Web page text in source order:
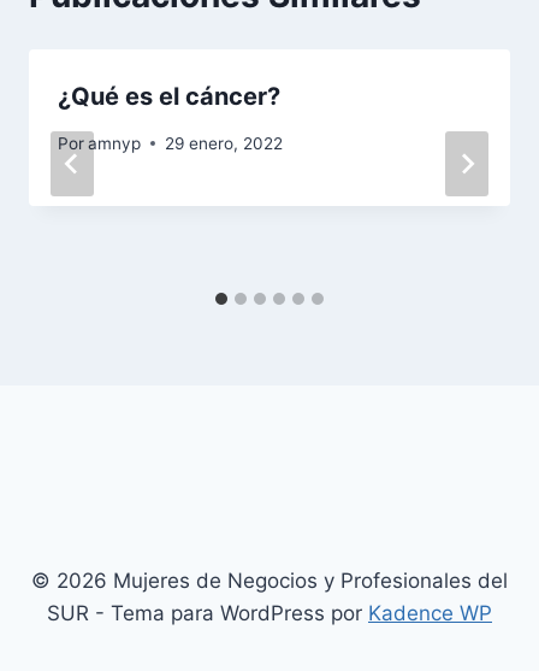
¿Qué es el cáncer?
Poramnyp 29 enero, 2022
© 2026 Mujeres de Negocios y Profesionales del
SUR - Tema para WordPress por Kadence WP